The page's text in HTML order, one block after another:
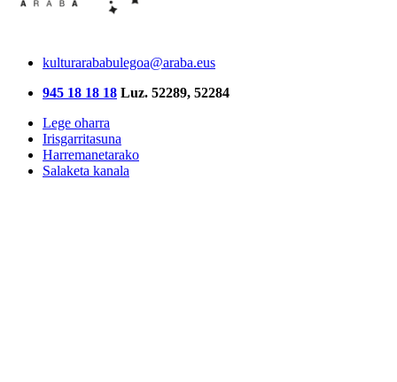
kulturarababulegoa@araba.eus
945 18 18 18 Luz. 52289, 52284
Lege oharra
Irisgarritasuna
Harremanetarako
Salaketa kanala